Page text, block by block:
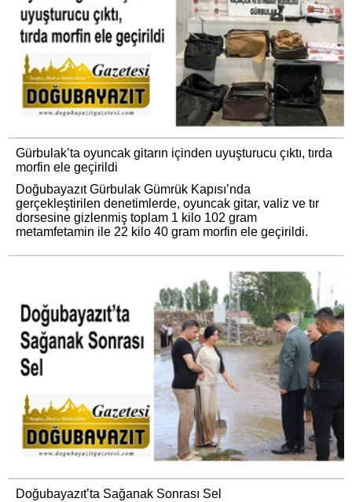
Gürbulak’ta oyuncak gitarın içinden uyuşturucu çıktı, tırda
morfin ele geçirildi
Doğubayazıt Gürbulak Gümrük Kapısı’nda
gerçekleştirilen denetimlerde, oyuncak gitar, valiz ve tır
dorsesine gizlenmiş toplam 1 kilo 102 gram
metamfetamin ile 22 kilo 40 gram morfin ele geçirildi.
Doğubayazıt’ta Sağanak Sonrası Sel